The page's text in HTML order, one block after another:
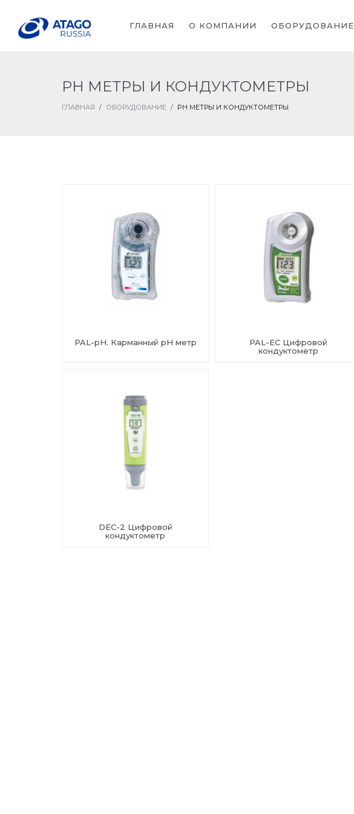
ГЛАВНАЯ О КОМПАНИИ ОБОРУДОВАНИЕ
PH МЕТРЫ И КОНДУКТОМЕТРЫ
ГЛАВНАЯ / ОБОРУДОВАНИЕ / PH МЕТРЫ И КОНДУКТОМЕТРЫ
PAL-pH. Карманный pH метр
PAL-EC Цифровой
кондуктометр
DEC-2 Цифровой
кондуктометр